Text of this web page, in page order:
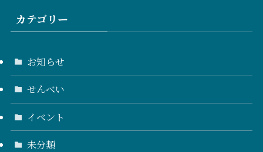
カテゴリー
お知らせ
せんべい
イベント
未分類